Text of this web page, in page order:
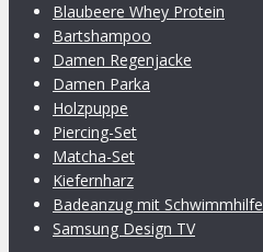
Blaubeere Whey Protein
Bartshampoo
Damen Regenjacke
Damen Parka
Holzpuppe
Piercing-Set
Matcha-Set
Kiefernharz
Badeanzug mit Schwimmhilfe
Samsung Design TV